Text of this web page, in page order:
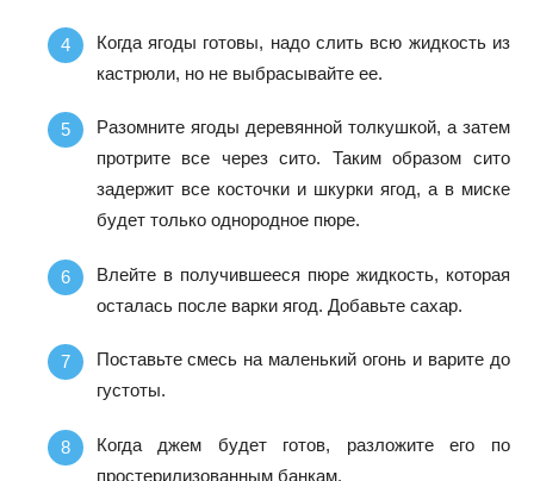
Когда ягоды готовы, надо слить всю жидкость из
кастрюли, но не выбрасывайте ее.
Разомните ягоды деревянной толкушкой, а затем
протрите все через сито. Таким образом сито
задержит все косточки и шкурки ягод, а в миске
будет только однородное пюре.
Влейте в получившееся пюре жидкость, которая
осталась после варки ягод. Добавьте сахар.
Поставьте смесь на маленький огонь и варите до
густоты.
Когда джем будет готов, разложите его по
простерилизованным банкам.